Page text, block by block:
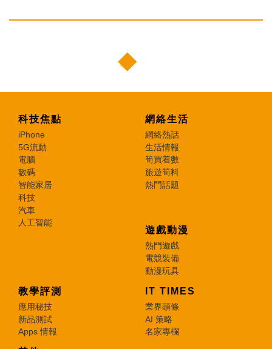
科技焦點
iPhone
5G流動
電腦
數碼
智能家居
科技
汽車
人工智能
網絡生活
網絡熱話
生活情報
筍買着數
旅遊筍料
熱門話題
遊戲動漫
熱門遊戲
電競裝備
動漫玩具
教學評測
應用秘技
新品測試
Apps 情報
IT TIMES
業界頭條
AI 策略
名家專欄